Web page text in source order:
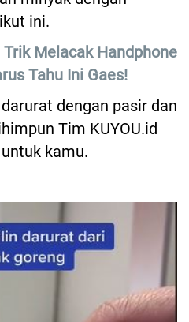
ini.
Melacak Handphone
Tahu Ini Gaes!
dengan pasir dan
Tim KUYOU.id
kamu.